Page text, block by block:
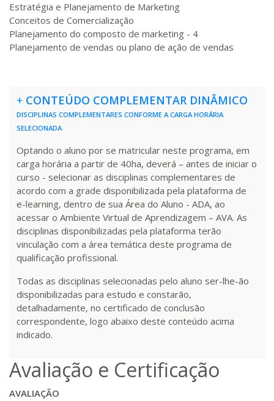
200 H 25dias 90dias
220 H dias
R$ 1.090,51
240 H 30dias 90dias
R$ 1.189,66
Matricular
260 H 33dias 90dias
Matricular
280 H 35dias 120dias
R$ 1.387,93
Matricular
300 H 38dias 120dias
R$ 1.487,06
320 H 40dias 120dias
R$ 1.586,20
360 H 45
R$ 1.784,48
Estratégia e Planejamento de Marketing
Conceitos de Comercialização
Planejamento do composto de marketing - 4
Planejamento de vendas ou plano de ação de vendas
+ CONTEÚDO COMPLEMENTAR DINÂMICO
DISCIPLINAS COMPLEMENTARES CONFORME A CARGA HORÁRIA
SELECIONADA
Optando o aluno por se matricular neste programa, em
carga horária a partir de 40ha, deverá – antes de iniciar o
curso - selecionar as disciplinas complementares de
acordo com a grade disponibilizada pela plataforma de
e-learning, dentro de sua Área do Aluno - ADA, ao
acessar o Ambiente Virtual de Aprendizagem – AVA. As
disciplinas disponibilizadas pela plataforma terão
vinculação com a área temática deste programa de
qualificação profissional.
Todas as disciplinas selecionadas pelo aluno ser-lhe-ão
disponibilizadas para estudo e constarão,
detalhadamente, no certificado de conclusão
correspondente, logo abaixo deste conteúdo acima
indicado.
Avaliação e Certificação
AVALIAÇÃO